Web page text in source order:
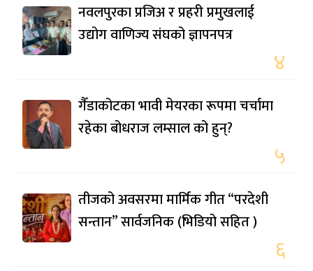
नवलपुरका प्रजिअ र प्रहरी प्रमुखलाई
उद्योग वाणिज्य संघको ज्ञापनपत्र
४
गैँडाकोटका भावी मेयरका रूपमा चर्चामा
रहेका बोधराज लम्साल को हुन्?
५
तीजको अवसरमा मार्मिक गीत “परदेशी
सन्तान” सार्वजनिक (भिडियो सहित )
६